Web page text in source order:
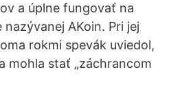
a úplne fungovať na
AKoin. Pri jej
rokmi spevák uviedol,
mohla stať „záchrancom